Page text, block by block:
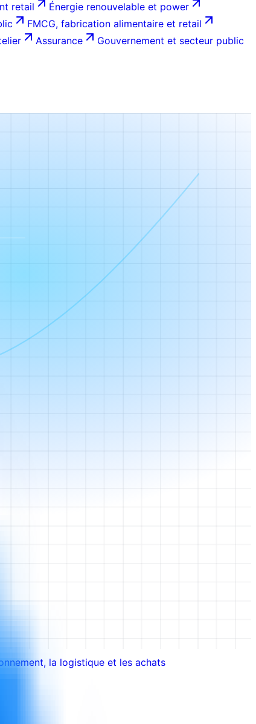
retail
Énergie renouvelable et power
FMCG, fabrication alimentaire et retail
Assurance
Gouvernement et secteur public
la logistique et les achats